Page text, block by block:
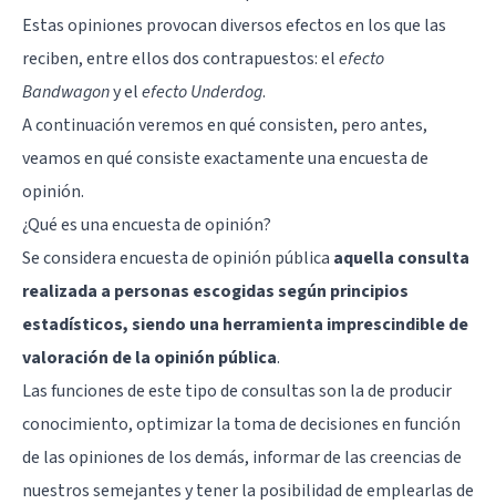
Estas opiniones provocan diversos efectos en los que las
reciben, entre ellos dos contrapuestos: elefecto
Bandwagony elefecto Underdog.
A continuación veremos en qué consisten, pero antes,
veamos en qué consiste exactamente una encuesta de
opinión.
¿Qué es una encuesta de opinión?
Se considera encuesta de opinión pública aquella consulta
realizada a personas escogidas según principios
estadísticos, siendo una herramienta imprescindible de
valoración de la opinión pública.
Las funciones de este tipo de consultas son la de producir
conocimiento, optimizar la toma de decisiones en función
de las opiniones de los demás, informar de las creencias de
nuestros semejantes y tener la posibilidad de emplearlas de